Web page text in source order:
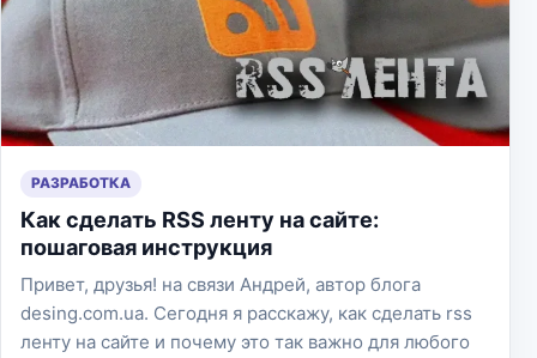
РАЗРАБОТКА
Как сделать RSS ленту на сайте:
пошаговая инструкция
Привет, друзья! на связи Андрей, автор блога
desing.com.ua. Сегодня я расскажу, как сделать rss
ленту на сайте и почему это так важно для любого